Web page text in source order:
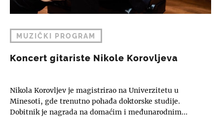
MUZIČKI PROGRAM
Koncert gitariste Nikole Korovljeva
Nikola Korovljev je magistrirao na Univerzitetu u
Minesoti, gde trenutno pohađa doktorske studije.
Dobitnik je nagrada na domaćim i međunarodnim…